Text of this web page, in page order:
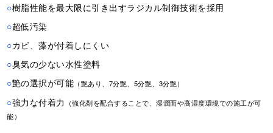
○樹脂性能を最大限に引き出すラジカル制御技術を採用
○超低汚染
○カビ、藻が付着しにくい
○臭気の少ない水性塗料
○艶の選択が可能 （艶あり、7分艶、5分艶、3分艶）
○強力な付着力
（強化剤を配合することで、湿潤面や高湿度環境での施工が可
能）